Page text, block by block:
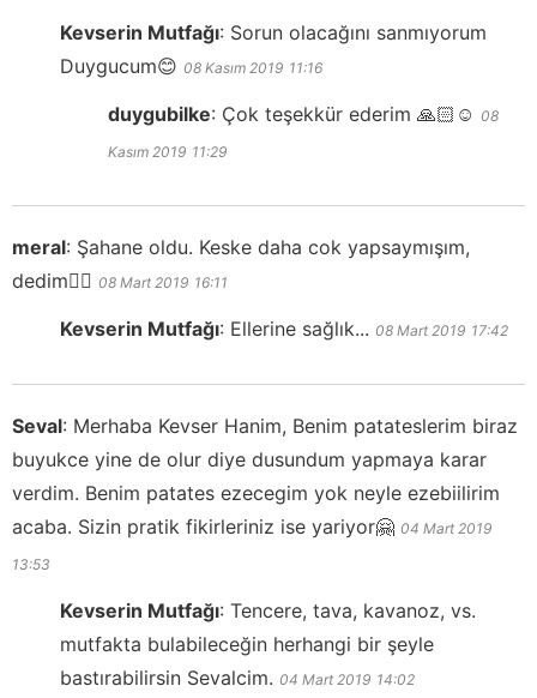
Kevserin Mutfağı: Sorun olacağını sanmıyorum
Duygucum😊 08 Kasım 2019 11:16
duygubilke: Çok teşekkür ederim 🙏🏻☺️ 08
Kasım 2019 11:29
meral: Şahane oldu. Keske daha cok yapsaymışım,
dedim👍🏻 08 Mart 2019 16:11
Kevserin Mutfağı: Ellerine sağlık... 08 Mart 2019 17:42
Seval: Merhaba Kevser Hanim, Benim patateslerim biraz
buyukce yine de olur diye dusundum yapmaya karar
verdim. Benim patates ezecegim yok neyle ezebiilirim
acaba. Sizin pratik fikirleriniz ise yariyor🤗 04 Mart 2019
13:53
Kevserin Mutfağı: Tencere, tava, kavanoz, vs.
mutfakta bulabileceğin herhangi bir şeyle
bastırabilirsin Sevalcim. 04 Mart 2019 14:02